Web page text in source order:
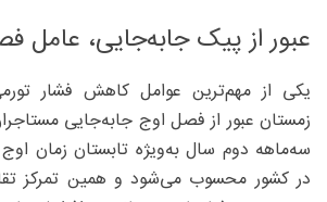
عبور از پیک جابه‌جایی، عامل
یکی از مهم‌ترین عوامل کاهش فشار
زمستان عبور از فصل اوج جابه‌جایی
سه‌ماهه دوم سال به‌ویژه تابستان زمان
در کشور محسوب می‌شود و همین تمرکز